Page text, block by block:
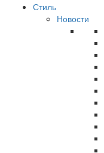
Стиль
Новости